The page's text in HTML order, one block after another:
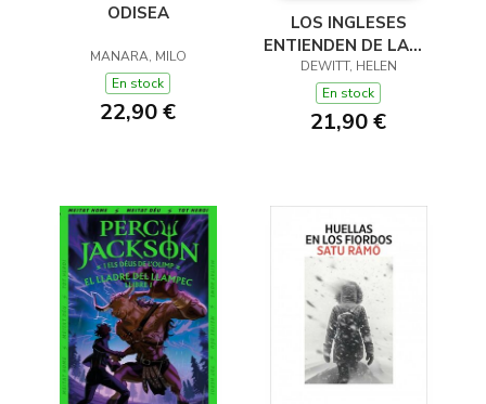
ODISEA
MANARA, MILO
En stock
22,90 €
LOS INGLESES
ENTIENDEN DE LANA
(Y OTROS TRUCOS)
DEWITT, HELEN
En stock
21,90 €